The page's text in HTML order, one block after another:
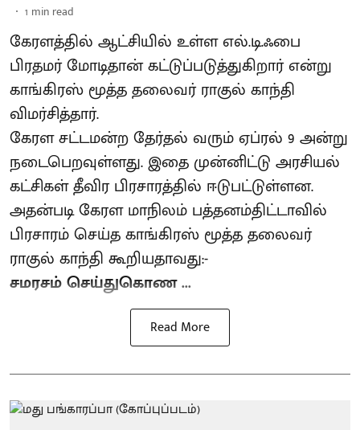
1 min read
கேரளத்தில் ஆட்சியில் உள்ள எல்.டி.ஃபை
பிரதமர் மோடிதான் கட்டுப்படுத்துகிறார் என்று
காங்கிரஸ் மூத்த தலைவர் ராகுல் காந்தி
விமர்சித்தார்.
கேரள சட்டமன்ற தேர்தல் வரும் ஏப்ரல் 9 அன்று
நடைபெறவுள்ளது. இதை முன்னிட்டு அரசியல்
கட்சிகள் தீவிர பிரசாரத்தில் ஈடுபட்டுள்ளன.
அதன்படி கேரள மாநிலம் பத்தனம்திட்டாவில்
பிரசாரம் செய்த காங்கிரஸ் மூத்த தலைவர்
ராகுல் காந்தி கூறியதாவது:-
சமரசம் செய்துகொண ...
Read More